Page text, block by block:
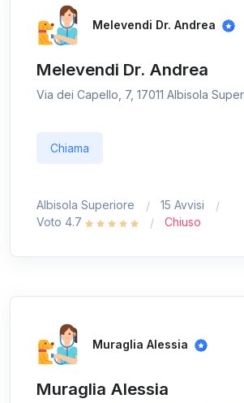
Melevendi Dr. Andrea
Melevendi Dr. Andrea
Via dei Capello, 7, 17011 Albisola
Chiama
Albisola Superiore
15 Avvisi
Voto 4.7
Chiuso
Muraglia Alessia
Muraglia Alessia